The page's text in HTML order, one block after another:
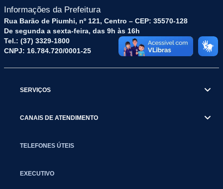
Informações da Prefeitura
Rua Barão de Piumhi, nº 121, Centro – CEP: 35570-128
De segunda a sexta-feira, das 9h às 16h
Tel.: (37) 3329-1800
CNPJ: 16.784.720/0001-25
SERVIÇOS
CANAIS DE ATENDIMENTO
TELEFONES ÚTEIS
EXECUTIVO